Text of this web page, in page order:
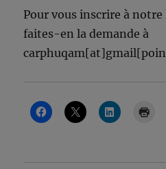
Pour vous inscrire à
faites-en la demande à